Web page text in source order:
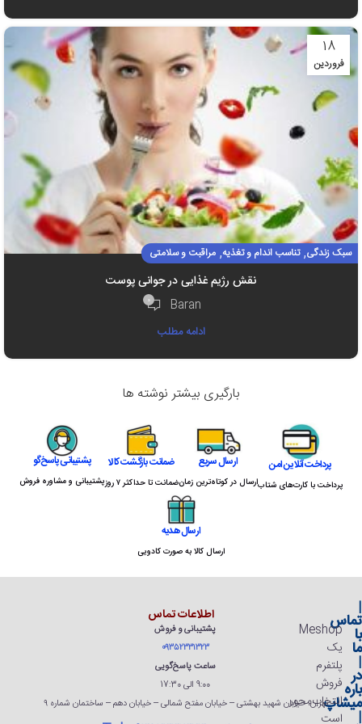
۱۸
فروردین
سبک زندگی,تناسب اندام و تغذیه, مراقبت و سلامتی
نقش رژیم‌ غذایی در جوانی پوست
Baran
۰
ادامه مطلب
بارگیری بیشتر نوشته ها
پرداخت آنلاین امن
پرداخت با کارت‌های شتاب
ارسال سریع
ارسال در کوتاه‌ترین زمان
ضمانت بازگشت کالا
ضمانت تا حداکثر ۷ روز
پشتیبانی پاسخ‌گو
پشتیبانی و مشاوره فروش
ارسال هدیه
ارسال کالا به صورت کادویی
|
تماس
با
ما
|
در
باره
میشاپ
|
Meshop
یک
پلتفرم
فروش
انتخاب‌محور
است
اطلاعات تماس
پشتیبانی و فروش
۰۹۳۵۲۳۳۱۳۲۳
ساعت پاسخ‌گویی
9:00 الی 17:30
تهران، خیابان شهید بهشتی – خیابان مفتح شمالی – خیابان دهم – ساختمان شماره ۹